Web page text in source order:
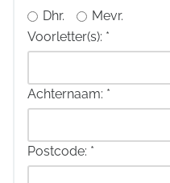
Dhr.
Mevr.
Voorletter(s): *
Achternaam: *
Postcode: *